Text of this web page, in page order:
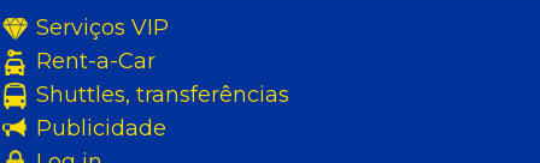
Serviços VIP
Rent-a-Car
Shuttles, transferências
Publicidade